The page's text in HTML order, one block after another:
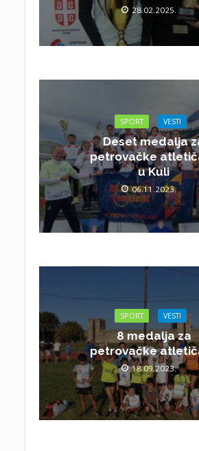
28.02.2025.
SPORT VESTI
Deset medalja
petrovačke
u Kuli
06.11.2023.
SPORT VESTI
8 medalja za
petrovačke
18.09.2023.